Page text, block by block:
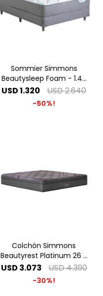
Sommier Simmons
Beautysleep Foam - 1.40
x 1.90 2 Plazas
USD1.320 USD2.640
50
Colchón Simmons
Beautyrest Platinum 26 -
1.40 x 1.90 2 Plazas
USD 3.073 USD4.390
30